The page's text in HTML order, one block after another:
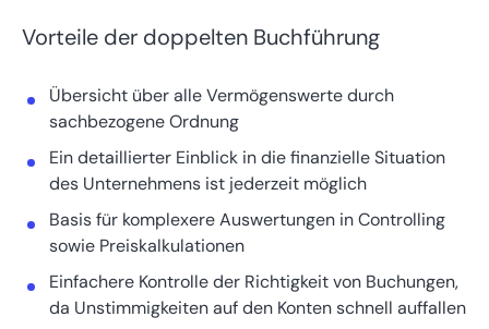
Vorteile der doppelten Buchführung
Übersicht über alle Vermögenswerte durch
sachbezogene Ordnung
Ein detaillierter Einblick in die finanzielle Situation
des Unternehmens ist jederzeit möglich
Basis für komplexere Auswertungen in Controlling
sowie Preiskalkulationen
Einfachere Kontrolle der Richtigkeit von Buchungen,
da Unstimmigkeiten auf den Konten schnell auffallen